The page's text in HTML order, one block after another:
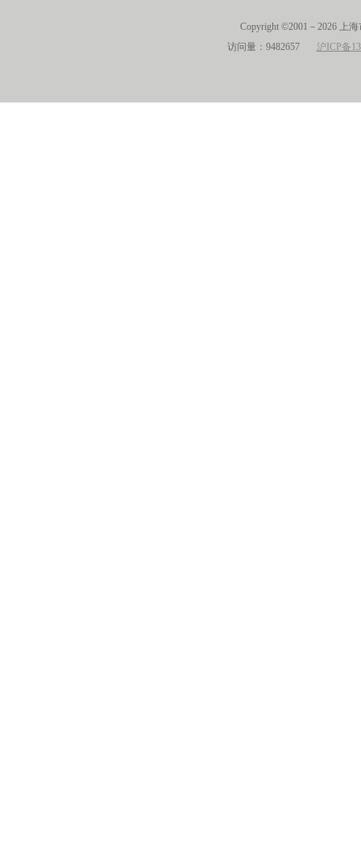
Copyright ©2001－2026 上
访问量：9482657 沪ICP备